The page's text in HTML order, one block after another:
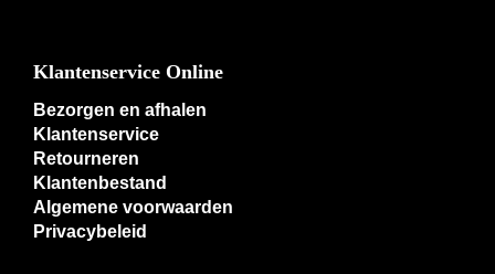
Klantenservice Online
Bezorgen en afhalen
Klantenservice
Retourneren
Klantenbestand
Algemene voorwaarden
Privacybeleid